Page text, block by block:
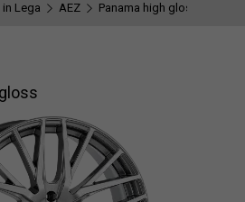
in Lega AEZ Panama high gloss